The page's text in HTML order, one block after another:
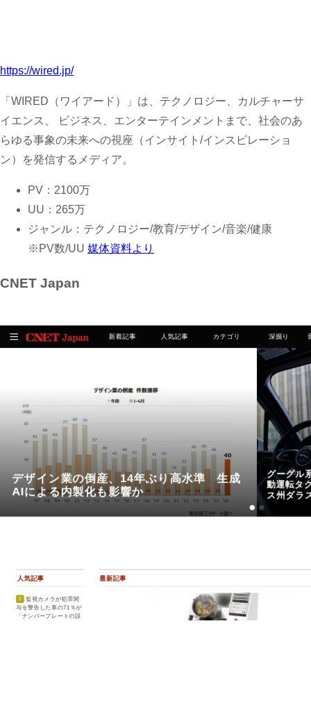
https://wired.jp/
「WIRED（ワイアード）」は、テクノロジー、カルチャーサ
イエンス、 ビジネス、エンターテインメントまで、社会のあ
らゆる事象の未来への視座（インサイト/インスピレーショ
ン）を発信するメディア。
PV：2100万
UU：265万
ジャンル：テクノロジー/教育/デザイン/音楽/健康
※PV数/UU 媒体資料より
CNET Japan